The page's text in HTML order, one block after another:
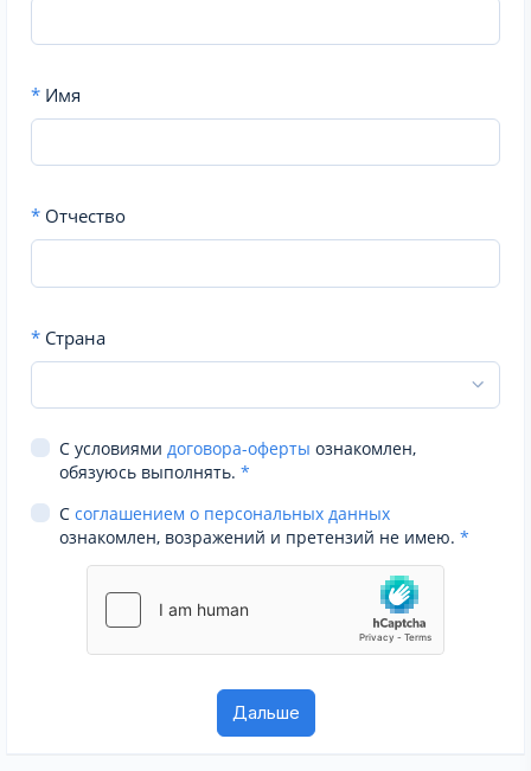
* Имя
* Отчество
* Страна
С условиями договора-оферты ознакомлен,
обязуюсь выполнять. *
С соглашением о персональных данных
ознакомлен, возражений и претензий не имею. *